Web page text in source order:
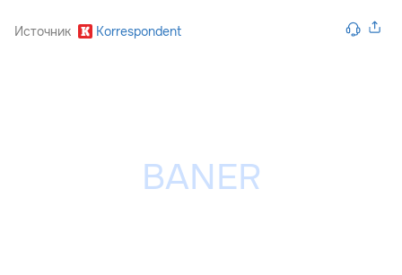
Источник Korrespondent